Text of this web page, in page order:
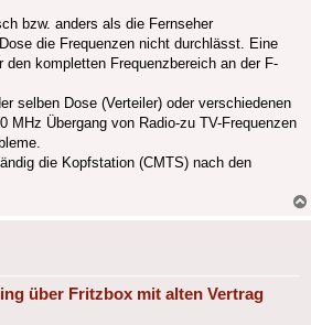
bzw. anders als die Fernseher
die Frequenzen nicht durchlässt. Eine
kompletten Frequenzbereich an der F-
selben Dose (Verteiler) oder verschiedenen
MHz Übergang von Radio-zu TV-Frequenzen
die Kopfstation (CMTS) nach den
über Fritzbox mit alten Vertrag